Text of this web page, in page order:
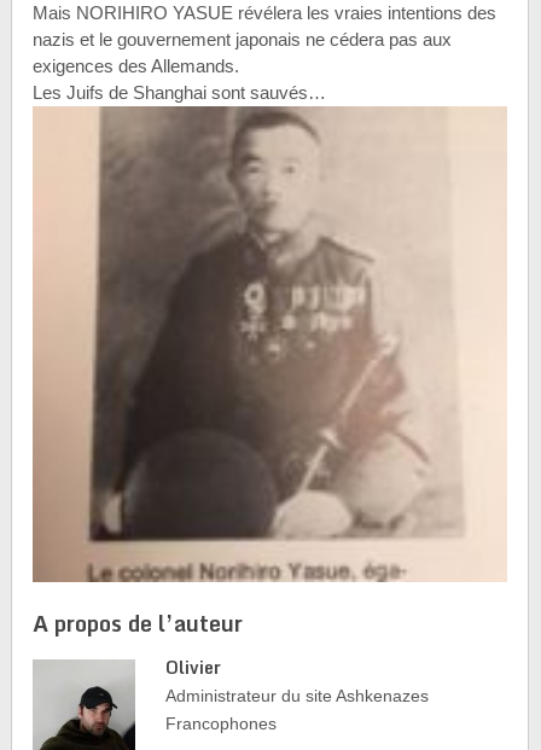
Mais NORIHIRO YASUE révélera les vraies intentions des
nazis et le gouvernement japonais ne cédera pas aux
exigences des Allemands.
Les Juifs de Shanghai sont sauvés…
A propos de l’auteur
Olivier
Administrateur du site Ashkenazes
Francophones